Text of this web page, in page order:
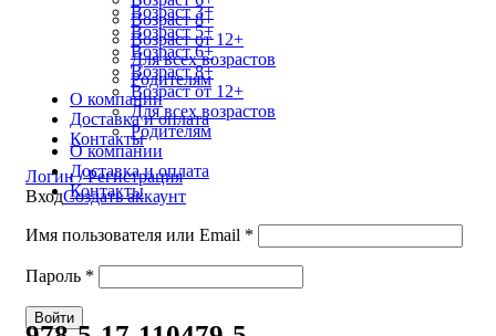
Возраст 8+
Возраст от 12+
Для всех возрастов
Родителям
О компании
Доставка и оплата
Контакты
Логин / Регистрация
ВходСоздать аккаунт
Имя пользователя или Email *
Пароль *
Войти
Возраст 3+
Возраст 5+
Возраст 6+
Возраст 8+
Возраст от 12+
Для всех возрастов
Родителям
О компании
Доставка и оплата
Контакты